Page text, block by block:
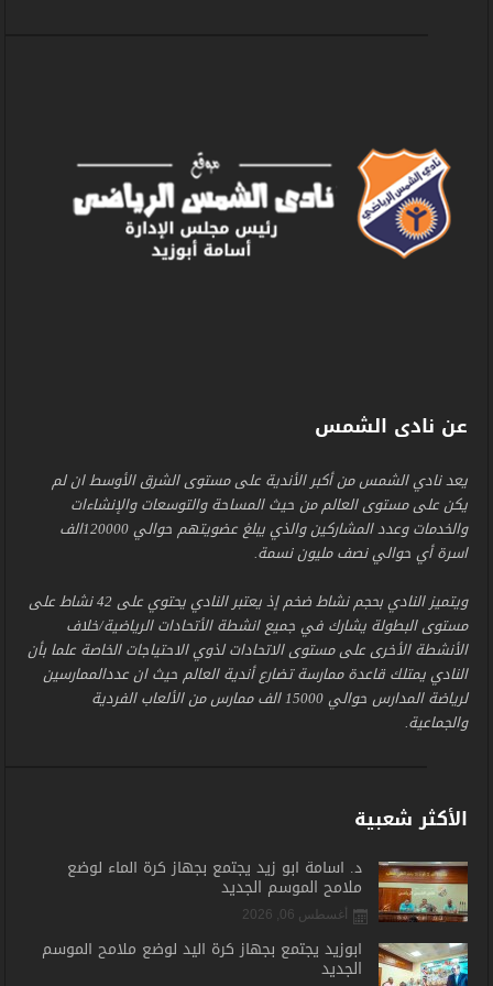
عن نادى الشمس
يعد نادي الشمس من أكبر الأندية على مستوى الشرق الأوسط ان لم
يكن على مستوى العالم من حيث المساحة والتوسعات والإنشاءات
والخدمات وعدد المشاركين والذي يبلغ عضويتهم حوالي 120000الف
اسرة أي حوالي نصف مليون نسمة.
ويتميز النادي بحجم نشاط ضخم إذ يعتبر النادي يحتوي على 42 نشاط على
مستوى البطولة يشارك في جميع انشطة الأتحادات الرياضية/خلاف
الأنشطة الأخرى على مستوى الاتحادات لذوي الاحتياجات الخاصة علما بأن
النادي يمتلك قاعدة ممارسة تضارع أندية العالم حيث ان عددالممارسين
لرياضة المدارس حوالي 15000 الف ممارس من الألعاب الفردية
والجماعية.
الأكثر شعبية
د. أسامة أبو زيد يجتمع بجهاز كرة الماء لوضع
ملامح الموسم الجديد
أغسطس 06, 2026
أبوزيد يجتمع بجهاز كرة اليد لوضع ملامح الموسم
الجديد